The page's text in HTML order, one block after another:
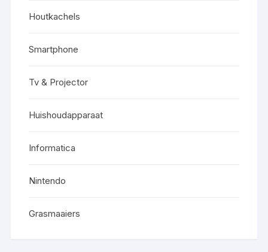
Houtkachels
Smartphone
Tv & Projector
Huishoudapparaat
Informatica
Nintendo
Grasmaaiers